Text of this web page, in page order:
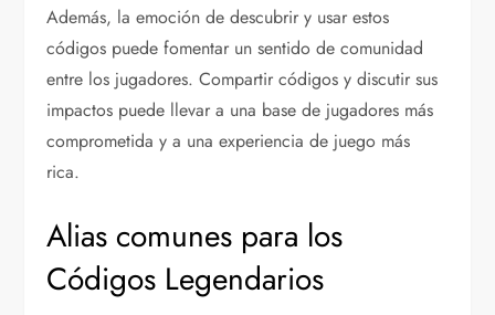
Además, la emoción de descubrir y usar estos
códigos puede fomentar un sentido de comunidad
entre los jugadores. Compartir códigos y discutir sus
impactos puede llevar a una base de jugadores más
comprometida y a una experiencia de juego más
rica.
Alias comunes para los
Códigos Legendarios